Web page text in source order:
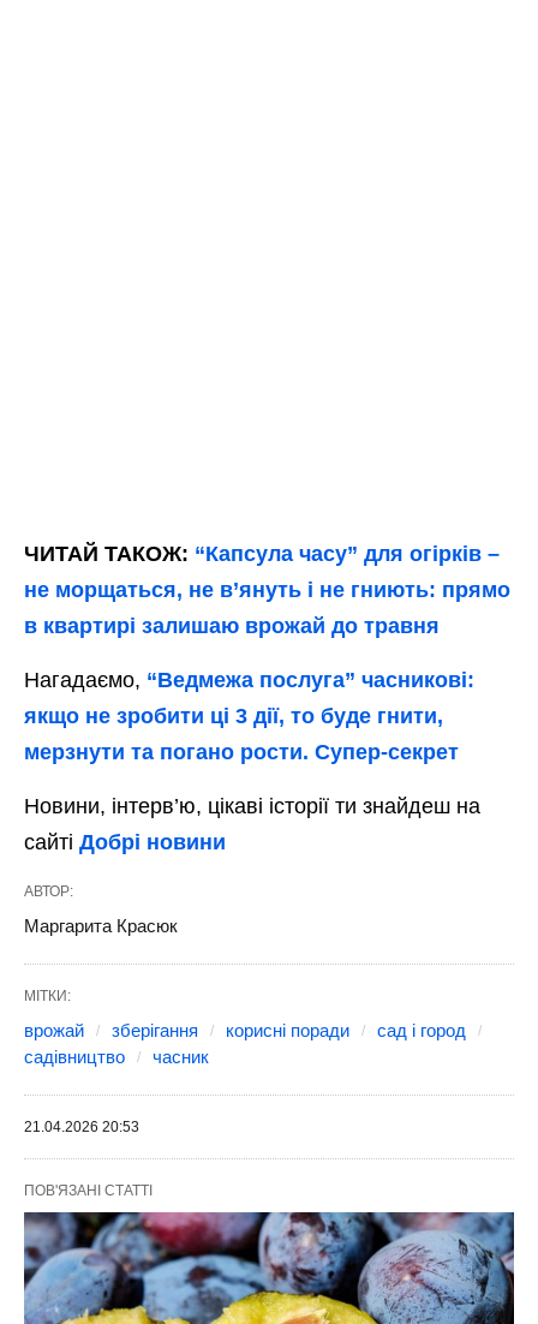
ЧИТАЙ ТАКОЖ: “Капсула часу” для огірків –
не морщаться, не в’януть і не гниють: прямо
в квартирі залишаю врожай до травня
Нагадаємо, “Ведмежа послуга” часникові:
якщо не зробити ці 3 дії, то буде гнити,
мерзнути та погано рости. Супер-секрет
Новини, інтерв’ю, цікаві історії ти знайдеш на
сайті Добрі новини
АВТОР:
Маргарита Красюк
МІТКИ:
врожай зберігання корисні поради
сад і город
садівництво
часник
21.04.2026 20:53
ПОВ'ЯЗАНІ СТАТТІ